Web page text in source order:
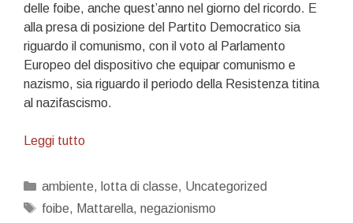
delle foibe, anche quest’anno nel giorno del ricordo. E
alla presa di posizione del Partito Democratico sia
riguardo il comunismo, con il voto al Parlamento
Europeo del dispositivo che equipar comunismo e
nazismo, sia riguardo il periodo della Resistenza titina
al nazifascismo.
Leggi tuttoFoibe:
del
negazionismo
Categorie
ambiente, lotta di classe, Uncategorized
Tag
foibe, Mattarella, negazionismo